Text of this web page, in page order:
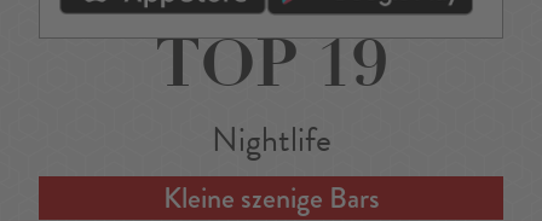
TOP 19
Nightlife
Kleine szenige Bars